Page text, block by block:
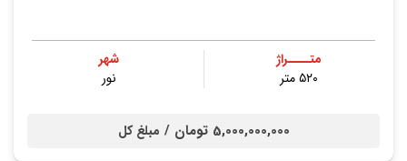
متــــراژ
۵۲۰ متر
شهر
نور
5,000,000,000 تومان / مبلغ کل